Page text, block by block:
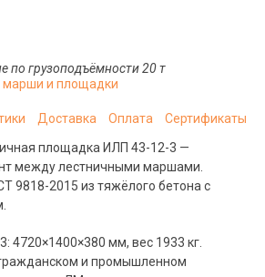
по грузоподъёмности 20 т
марши и площадки
Доставка Оплата
Сертификаты
площадка ИЛП 43-12-3 —
между лестничными маршами.
9818-2015 из тяжёлого бетона с
4720×1400×380 мм, вес 1933 кг.
и промышленном